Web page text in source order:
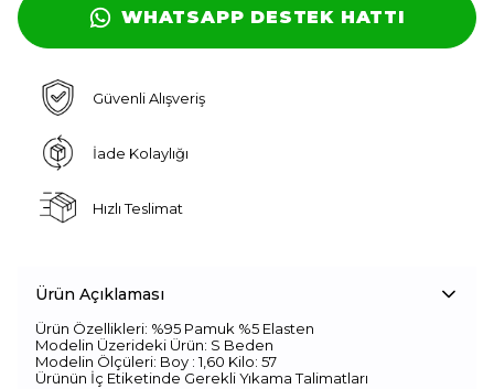
WHATSAPP DESTEK HATTI
Güvenli Alışveriş
İade Kolaylığı
Hızlı Teslimat
Ürün Açıklaması
Ürün Özellikleri: %95 Pamuk %5 Elasten
Modelin Üzerideki Ürün: S Beden
Modelin Ölçüleri: Boy : 1,60 Kilo: 57
Ürünün İç Etiketinde Gerekli Yıkama Talimatları